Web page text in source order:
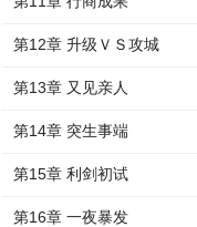
第12章 升级ＶＳ攻城
第13章 又见亲人
第14章 突生事端
第15章 利剑初试
第16章 一夜暴发